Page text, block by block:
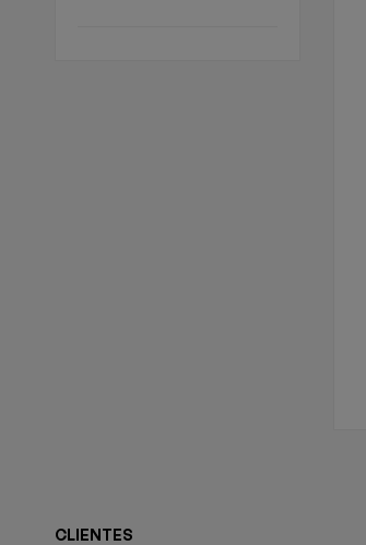
CLIENTES